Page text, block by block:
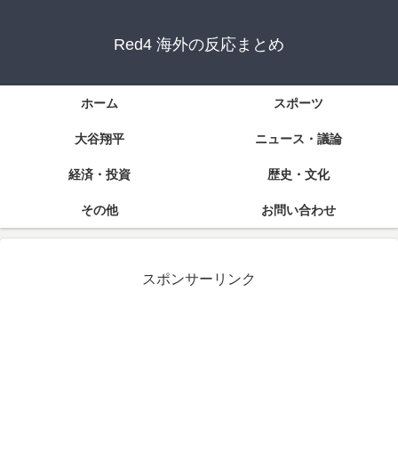
Red4 海外の反応まとめ
ホーム スポーツ
大谷翔平 ニュース・議論
経済・投資 歴史・文化
その他 お問い合わせ
スポンサーリンク